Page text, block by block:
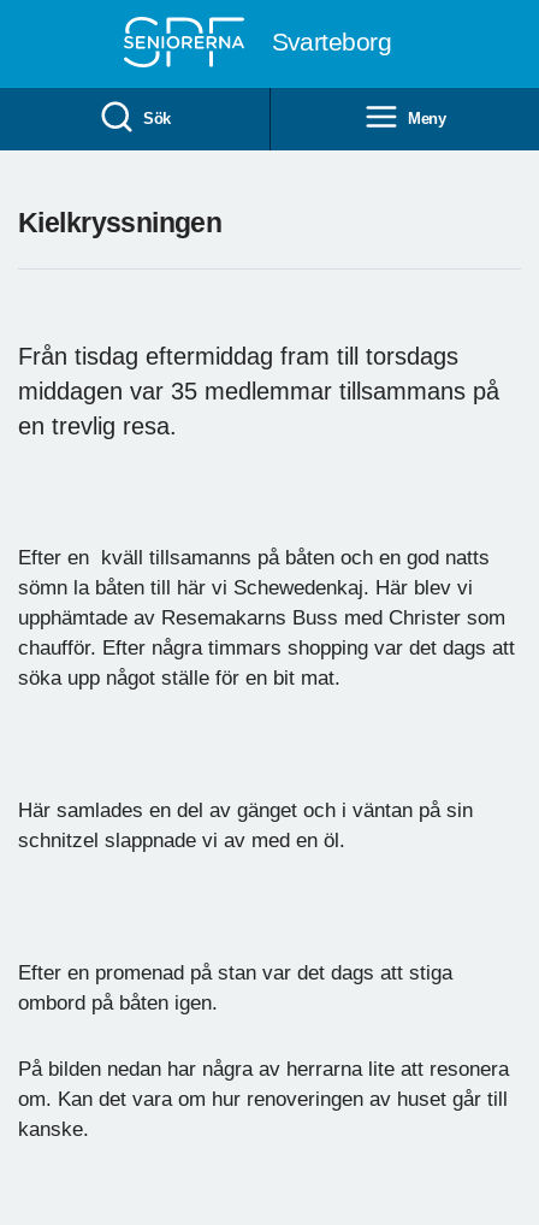
Svarteborg
Sök Meny
Kielkryssningen
Från tisdag eftermiddag fram till torsdags
middagen var 35 medlemmar tillsammans på
en trevlig resa.
Efter en kväll tillsamanns på båten och en god natts
sömn la båten till här vi Schewedenkaj. Här blev vi
upphämtade av Resemakarns Buss med Christer som
chaufför. Efter några timmars shopping var det dags att
söka upp något ställe för en bit mat.
Här samlades en del av gänget och i väntan på sin
schnitzel slappnade vi av med en öl.
Efter en promenad på stan var det dags att stiga
ombord på båten igen.
På bilden nedan har några av herrarna lite att resonera
om. Kan det vara om hur renoveringen av huset går till
kanske.